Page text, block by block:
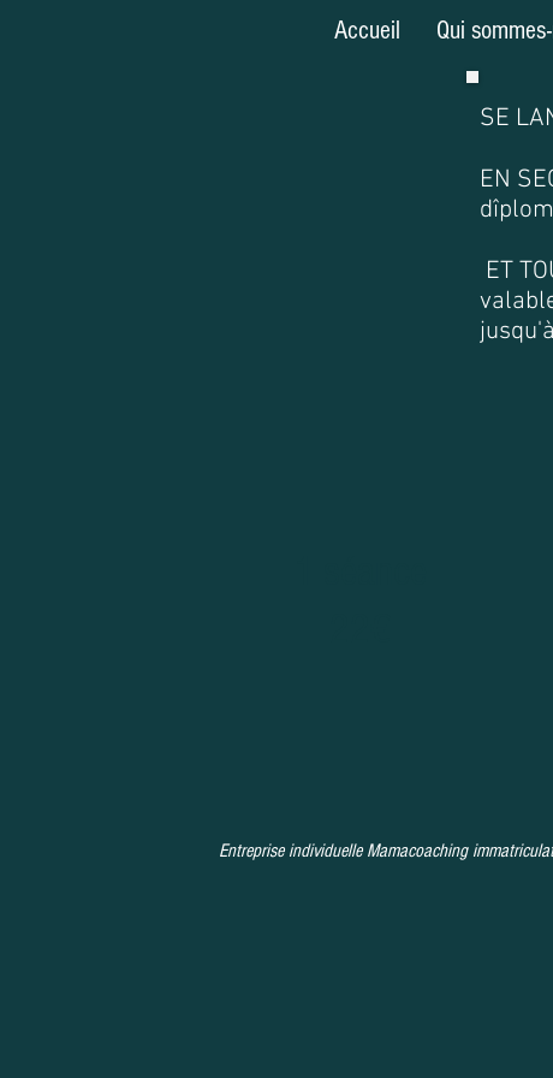
Accueil Qui
SE
EN
ET
Entreprise individuelle Mamacoaching